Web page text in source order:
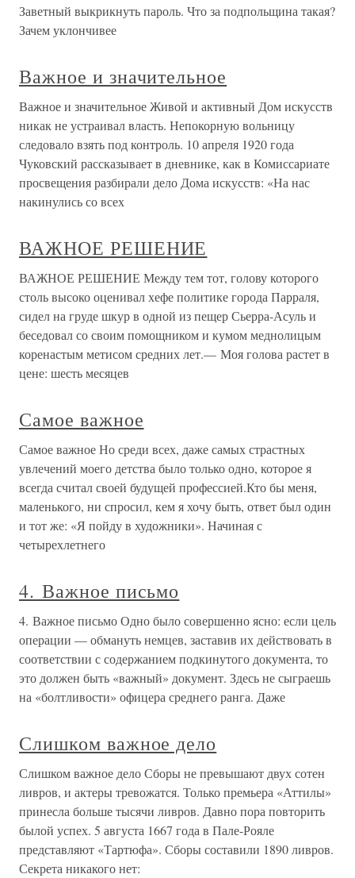
Заветный выкрикнуть пароль. Что за подпольщина такая?
Зачем уклончивее
Важное и значительное
Важное и значительное Живой и активный Дом искусств
никак не устраивал власть. Непокорную вольницу
следовало взять под контроль. 10 апреля 1920 года
Чуковский рассказывает в дневнике, как в Комиссариате
просвещения разбирали дело Дома искусств: «На нас
накинулись со всех
ВАЖНОЕ РЕШЕНИЕ
ВАЖНОЕ РЕШЕНИЕ Между тем тот, голову которого
столь высоко оценивал хефе политике города Парраля,
сидел на груде шкур в одной из пещер Сьерра-Асуль и
беседовал со своим помощником и кумом меднолицым
коренастым метисом средних лет.— Моя голова растет в
цене: шесть месяцев
Самое важное
Самое важное Но среди всех, даже самых страстных
увлечений моего детства было только одно, которое я
всегда считал своей будущей профессией.Кто бы меня,
маленького, ни спросил, кем я хочу быть, ответ был один
и тот же: «Я пойду в художники». Начиная с
четырехлетнего
4. Важное письмо
4. Важное письмо Одно было совершенно ясно: если цель
операции — обмануть немцев, заставив их действовать в
соответствии с содержанием подкинутого документа, то
это должен быть «важный» документ. Здесь не сыграешь
на «болтливости» офицера среднего ранга. Даже
Слишком важное дело
Слишком важное дело Сборы не превышают двух сотен
ливров, и актеры тревожатся. Только премьера «Аттилы»
принесла больше тысячи ливров. Давно пора повторить
былой успех. 5 августа 1667 года в Пале-Рояле
представляют «Тартюфа». Сборы составили 1890 ливров.
Секрета никакого нет: